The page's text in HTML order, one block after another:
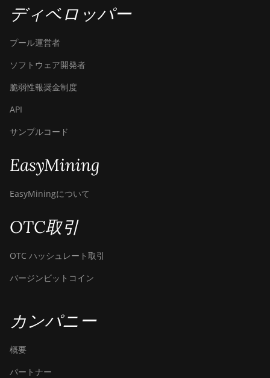
ディベロッパー
プール運営者
ソフトウェア開発者
脆弱性報奨金制度
API
サンプルコード
EasyMining
EasyMiningについて
OTC取引
OTC ハッシュレート取引
バージンビットコイン
カンパニー
概要
パートナー